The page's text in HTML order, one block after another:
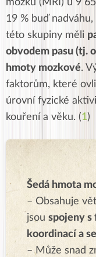
mozku (MRI) u 9
19 % buď
této skupiny měli
obvodem pasu (tj.
hmoty mozkové.
faktorům, které
úrovní fyzické
kouření a věku. (1)
Šedá hmota
– Obsahuje
jsou spojeny s
koordinací a
– Může snad